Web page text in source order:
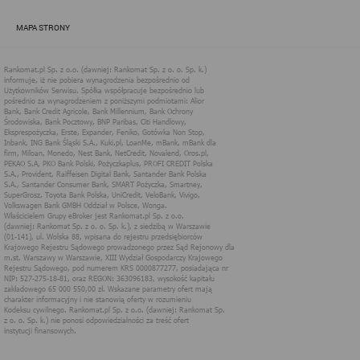
MAPA STRONY
dostosowanie usług, świadczonych w ramach serwisu do potrzeb
Więcej informacji na temat stosowania technologii cookies w
serwisie dostępne jest w Polityce Cookies.
Polityka Cookies serwisów
internetowych spółki Rankomat.pl Sp. z
o.o. (dawniej: Rankomat Sp. z o. o. Sp.
k.)
Rankomat.pl Sp. z o.o. (dawniej: Rankomat Sp. z o. o. Sp. k.), z
siedzibą w Warszawie (01-141), ul. Wolska 88, wpisana do rejestru
przedsiębiorców Krajowego Rejestru Sądowego prowadzonego
przez Sąd Rejonowy dla m.st. Warszawy w Warszawie, XIII
Wydział Gospodarczy Krajowego Rejestru Sądowego, pod
numerem KRS 0000877277, posiadająca nr NIP: 527-275-18-81,
oraz REGON: 363096183, zwana dalej "Rankomat" wykorzystuje
na swoich stronach internetowych technologię "cookies".
Zasady wykorzystania informacji dostarczonych przez
użytkownika w ramach technologii cookies w trakcie korzystania
ze stron internetowych i Rankomat określa niniejszy dokument.
Każdy użytkownik serwisów Rankomat proszony jest o